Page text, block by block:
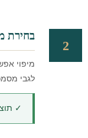
2
בחירת
מיפוי
לגבי
✓